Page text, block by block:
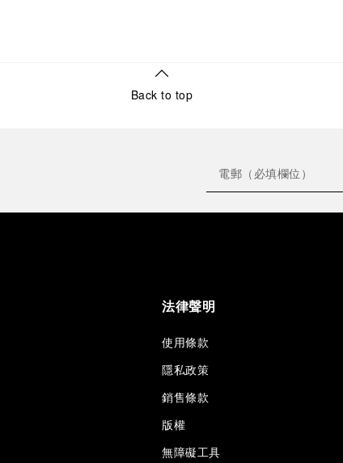
Back to top
法律聲明
使用條款
隱私政策
銷售條款
版權
無障礙工具